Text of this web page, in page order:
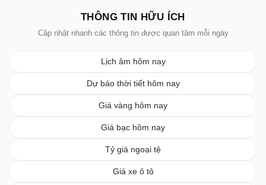
THÔNG TIN HỮU ÍCH
Cập nhật nhanh các thông tin được quan tâm mỗi ngày
Lịch âm hôm nay
Dự báo thời tiết hôm nay
Giá vàng hôm nay
Giá bạc hôm nay
Tỷ giá ngoại tệ
Giá xe ô tô